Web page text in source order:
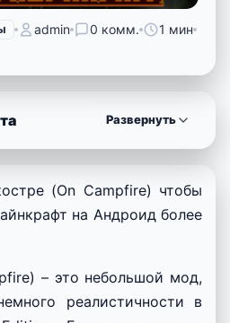
admin 0 комм.
1 мин
Развернуть
(On Campfire) чтобы
на Андроид более
– это небольшой мод,
реалистичности в